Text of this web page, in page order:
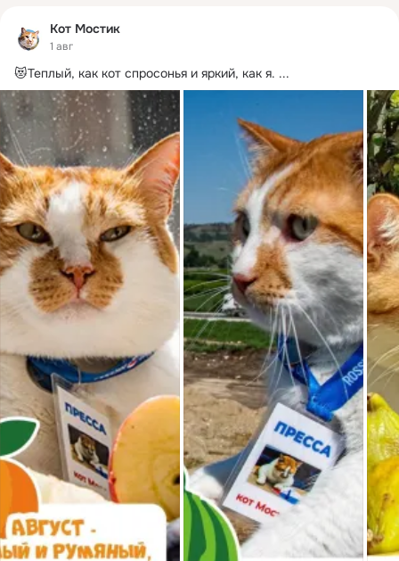
Кот Мостик
1 авг
😻Теплый, как кот спросонья и яркий, как я. ...